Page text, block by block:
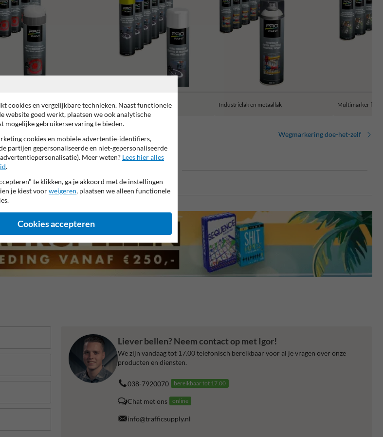
(tijdelijk) Markeringsverf Industrielak en metaallak Multimarker
Wegmarkering doe-het-zelf
Liever bellen? Neem contact op met Igor!
We zijn vandaag tot 17.00 telefonisch bereikbaar voor al je vragen over onze
producten en diensten.
038-7920070 bereikbaar tot 17.00
Chat met ons online
info@trafficsupply.nl
cookies en vergelijkbare technieken. Naast functionele
website goed werkt, plaatsen we ook analytische
mogelijke gebruikerservaring te bieden.
cookies en mobiele advertentie-identifiers,
partijen gepersonaliseerde en niet-gepersonaliseerde
Meer weten? Lees hier alles
.
te klikken, ga je akkoord met de instellingen
je kiest voorweigeren, plaatsen we alleen functionele
Cookies accepteren